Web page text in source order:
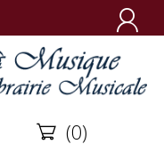

 (0)